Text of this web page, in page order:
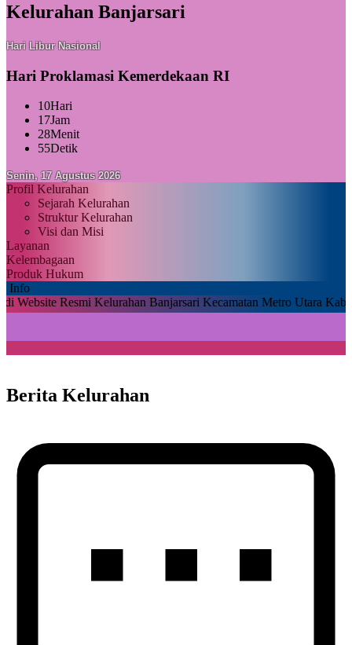
Kelurahan Banjarsari
Hari Libur Nasional
Hari Proklamasi Kemerdekaan RI
10Hari
17Jam
28Menit
54Detik
Senin, 17 Agustus 2026
Profil Kelurahan
Sejarah Kelurahan
Struktur Kelurahan
Visi dan Misi
Layanan
Kelembagaan
Produk Hukum
Info
Resmi Kelurahan Banjarsari Kecamatan Metro Utara Kabupaten
Berita Kelurahan